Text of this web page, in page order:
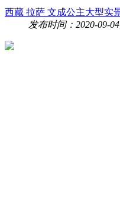
西藏 拉萨 文成公主大型实
发布时间：2020-09-04